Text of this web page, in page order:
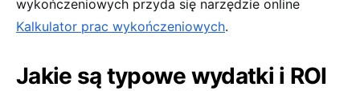
wykończeniowych przyda się narzędzie online
Kalkulator prac wykończeniowych.
Jakie są typowe wydatki i ROI